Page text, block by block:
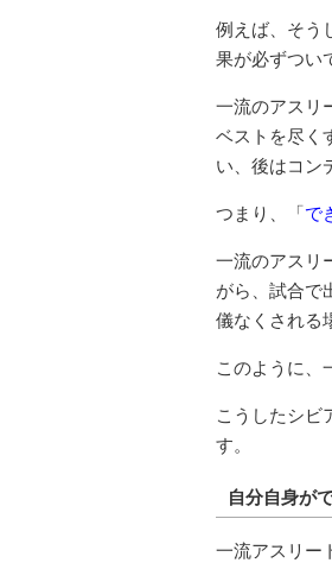
例えば、そう
果が必ずつい
一流のアスリ
ベストを尽く
い、後はコン
つまり、「で
一流のアスリ
がら、試合で
儀なくされる
このように、
こうしたシビ
す。
自分自身が
一流アスリー